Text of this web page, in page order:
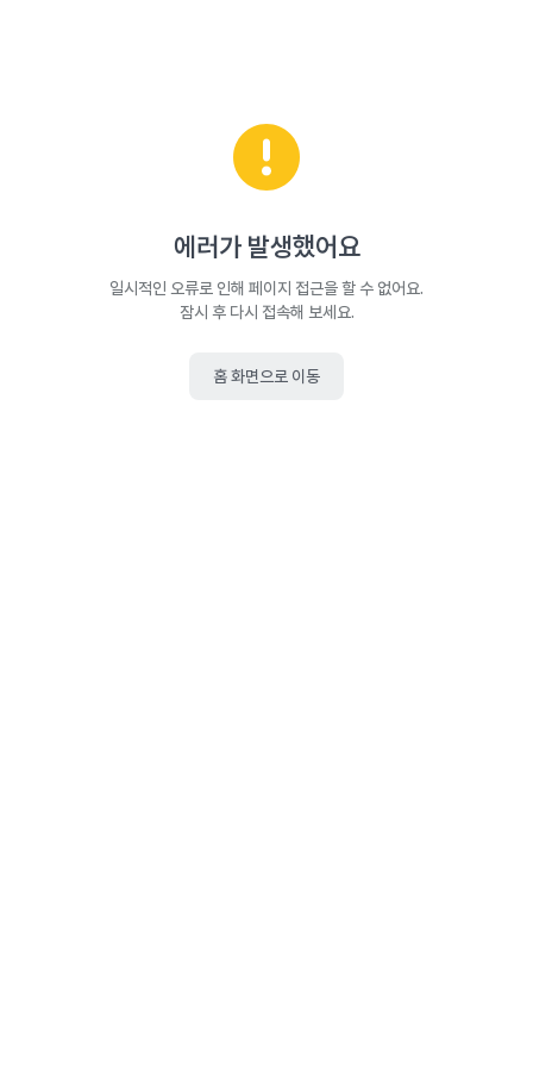
에러가 발생했어요
일시적인 오류로 인해 페이지 접근을 할 수 없어요.
잠시 후 다시 접속해 보세요.
홈 화면으로 이동